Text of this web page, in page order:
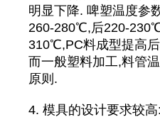
明显下降. 啤塑温度参
260-280℃,后220-
310℃,PC料成型提高
而一般塑料加工,料管
原则.
4. 模具的设计要求较高: